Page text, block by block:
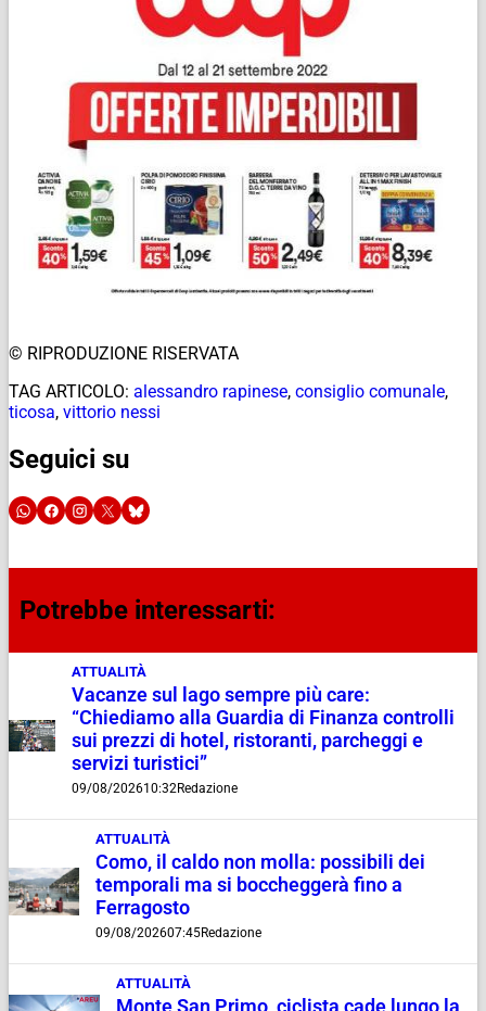
© RIPRODUZIONE RISERVATA
TAG ARTICOLO: alessandro rapinese, consiglio comunale,
ticosa, vittorio nessi
Seguici su
Potrebbe interessarti:
ATTUALITÀ
Vacanze sul lago sempre più care:
“Chiediamo alla Guardia di Finanza controlli
sui prezzi di hotel, ristoranti, parcheggi e
servizi turistici”
09/08/202610:32Redazione
ATTUALITÀ
Como, il caldo non molla: possibili dei
temporali ma si boccheggerà fino a
Ferragosto
09/08/202607:45Redazione
ATTUALITÀ
Monte San Primo, ciclista cade lungo la